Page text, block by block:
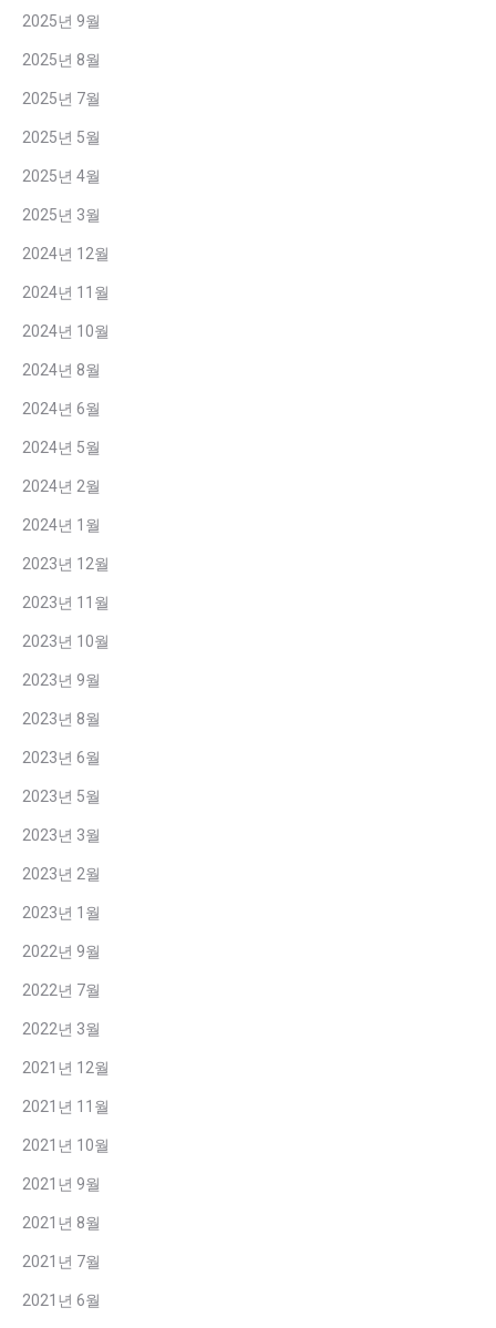
2025년 9월
2025년 8월
2025년 7월
2025년 5월
2025년 4월
2025년 3월
2024년 12월
2024년 11월
2024년 10월
2024년 8월
2024년 6월
2024년 5월
2024년 2월
2024년 1월
2023년 12월
2023년 11월
2023년 10월
2023년 9월
2023년 8월
2023년 6월
2023년 5월
2023년 3월
2023년 2월
2023년 1월
2022년 9월
2022년 7월
2022년 3월
2021년 12월
2021년 11월
2021년 10월
2021년 9월
2021년 8월
2021년 7월
2021년 6월